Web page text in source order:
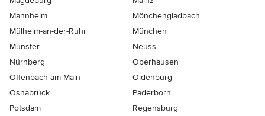
Mannheim
Mönchen­gladbach
Mülheim-an-der-Ruhr
München
Münster
Neuss
Nürnberg
Oberhausen
Offenbach-am-Main
Oldenburg
Osnabrück
Paderborn
Potsdam
Regensburg